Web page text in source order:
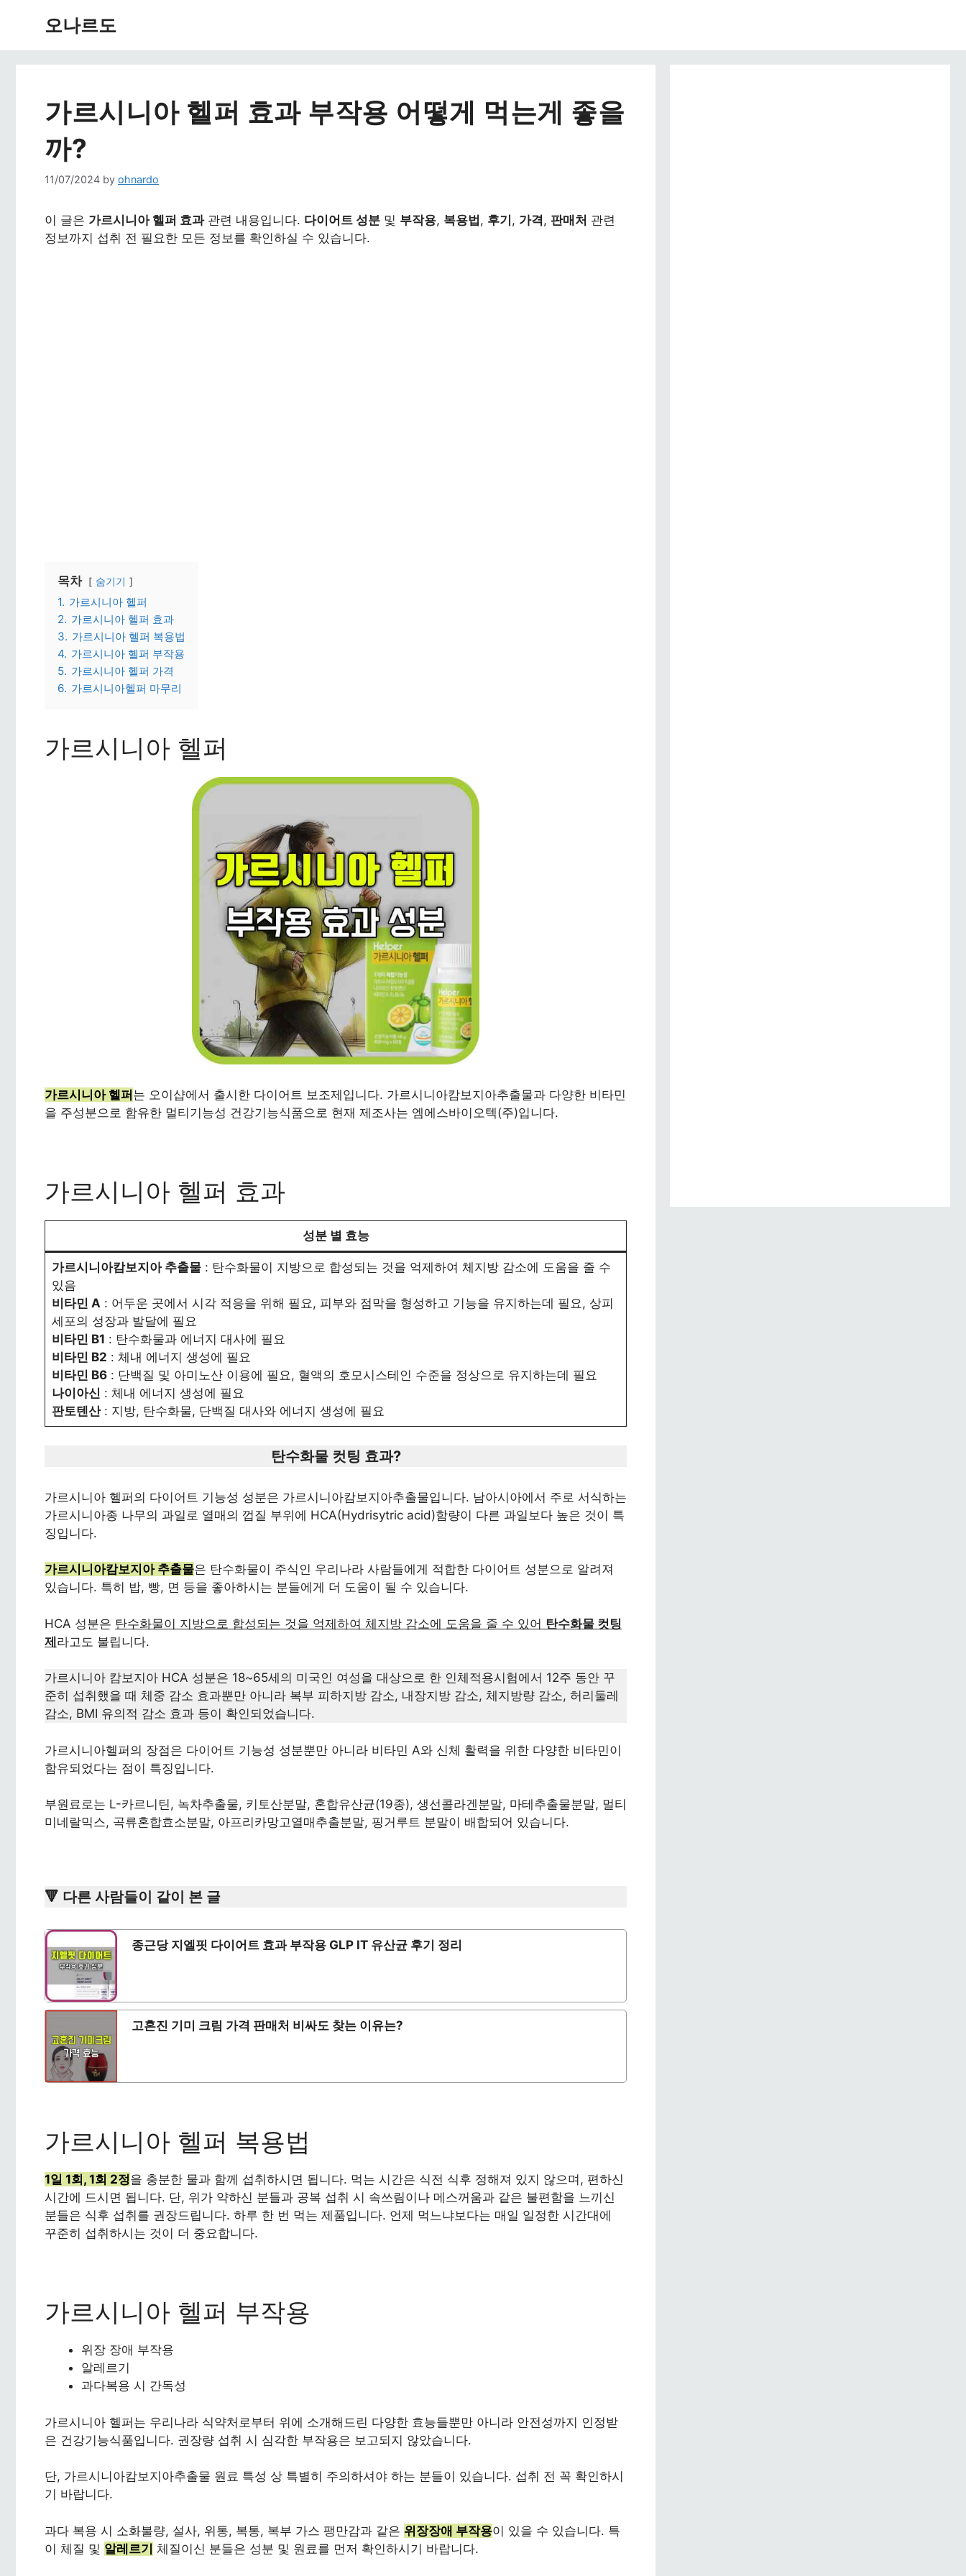
오나르도
가르시니아 헬퍼 효과 부작용 어떻게 먹는게 좋을
까?
11/07/2024 by ohnardo
이 글은 가르시니아 헬퍼 효과관련 내용입니다. 다이어트 성분 및 부작용, 복용법 , 후기 , 가격, 판매처 관련
정보까지 섭취 전 필요한 모든 정보를 확인하실 수 있습니다.
목차 숨기기
1. 가르시니아 헬퍼
2. 가르시니아 헬퍼 효과
3. 가르시니아 헬퍼 복용법
4. 가르시니아 헬퍼 부작용
5. 가르시니아 헬퍼 가격
6. 가르시니아헬퍼 마무리
가르시니아 헬퍼
가르시니아 헬퍼는 오이샵에서 출시한 다이어트 보조제입니다. 가르시니아캄보지아추출물과 다양한 비타민
을 주성분으로 함유한 멀티기능성 건강기능식품으로 현재 제조사는 엠에스바이오텍(주)입니다.
가르시니아 헬퍼 효과
성분 별 효능
가르시니아캄보지아 추출물: 탄수화물이 지방으로 합성되는 것을 억제하여 체지방 감소에 도움을 줄 수
있음
비타민 A: 어두운 곳에서 시각 적응을 위해 필요, 피부와 점막을 형성하고 기능을 유지하는데 필요, 상피
세포의 성장과 발달에 필요
비타민 B1 : 탄수화물과 에너지 대사에 필요
비타민 B2 : 체내 에너지 생성에 필요
비타민 B6: 단백질 및 아미노산 이용에 필요, 혈액의 호모시스테인 수준을 정상으로 유지하는데 필요
나이아신 : 체내 에너지 생성에 필요
판토텐산: 지방, 탄수화물, 단백질 대사와 에너지 생성에 필요
탄수화물 컷팅 효과?
가르시니아 헬퍼의 다이어트 기능성 성분은 가르시니아캄보지아추출물입니다. 남아시아에서 주로 서식하는
가르시니아종 나무의 과일로 열매의 껍질 부위에 HCA(Hydrisytric acid)함량이 다른 과일보다 높은 것이 특
징입니다.
가르시니아캄보지아 추출물은 탄수화물이 주식인 우리나라 사람들에게 적합한 다이어트 성분으로 알려져
있습니다. 특히 밥, 빵, 면 등을 좋아하시는 분들에게 더 도움이 될 수 있습니다.
HCA 성분은 탄수화물이 지방으로 합성되는 것을 억제하여 체지방 감소에 도움을 줄 수 있어 탄수화물 컷팅
제라고도 불립니다.
가르시니아 캄보지아 HCA 성분은 18~65세의 미국인 여성을 대상으로 한 인체적용시험에서 12주 동안 꾸
준히 섭취했을 때 체중 감소 효과뿐만 아니라 복부 피하지방 감소, 내장지방 감소, 체지방량 감소, 허리둘레
감소, BMI 유의적 감소 효과 등이 확인되었습니다.
가르시니아헬퍼의 장점은 다이어트 기능성 성분뿐만 아니라 비타민 A와 신체 활력을 위한 다양한 비타민이
함유되었다는 점이 특징입니다.
부원료로는 L-카르니틴, 녹차추출물, 키토산분말, 혼합유산균(19종), 생선콜라겐분말, 마테추출물분말, 멀티
미네랄믹스, 곡류혼합효소분말, 아프리카망고열매추출분말, 핑거루트 분말이 배합되어 있습니다.
🔻 다른 사람들이 같이 본 글
종근당 지엘핏 다이어트 효과 부작용 GLP IT 유산균 후기 정리
고혼진 기미 크림 가격 판매처 비싸도 찾는 이유는?
가르시니아 헬퍼 복용법
1일 1회, 1회 2정을 충분한 물과 함께 섭취하시면 됩니다. 먹는 시간은 식전 식후 정해져 있지 않으며, 편하신
시간에 드시면 됩니다. 단, 위가 약하신 분들과 공복 섭취 시 속쓰림이나 메스꺼움과 같은 불편함을 느끼신
분들은 식후 섭취를 권장드립니다. 하루 한 번 먹는 제품입니다. 언제 먹느냐보다는 매일 일정한 시간대에
꾸준히 섭취하시는 것이 더 중요합니다.
가르시니아 헬퍼 부작용
위장 장애 부작용
알레르기
과다복용 시 간독성
가르시니아 헬퍼는 우리나라 식약처로부터 위에 소개해드린 다양한 효능들뿐만 아니라 안전성까지 인정받
은 건강기능식품입니다. 권장량 섭취 시 심각한 부작용은 보고되지 않았습니다.
단, 가르시니아캄보지아추출물 원료 특성 상 특별히 주의하셔야 하는 분들이 있습니다. 섭취 전 꼭 확인하시
기 바랍니다.
과다 복용 시 소화불량, 설사, 위통, 복통, 복부 가스 팽만감과 같은 위장장애 부작용이 있을 수 있습니다. 특
이 체질 및 알레르기 체질이신 분들은 성분 및 원료를 먼저 확인하시기 바랍니다.